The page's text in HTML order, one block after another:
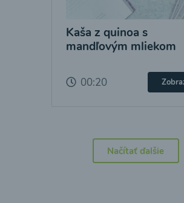
Kaša z quinoa s
mandľovým mliekom
00:20
Načítať ďalšie